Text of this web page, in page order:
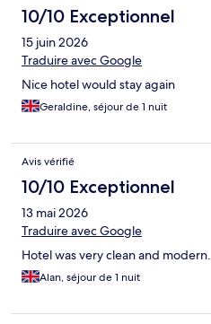
10/10 Exceptionnel
15 juin 2026
Traduire avec Google
Nice hotel would stay again
Geraldine, séjour de 1 nuit
Avis vérifié
10/10 Exceptionnel
13 mai 2026
Traduire avec Google
Hotel was very clean and modern.
Alan, séjour de 1 nuit